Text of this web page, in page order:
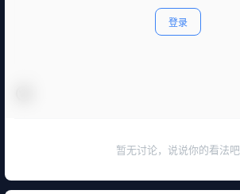
登录
暂无讨论，说说你的看法吧